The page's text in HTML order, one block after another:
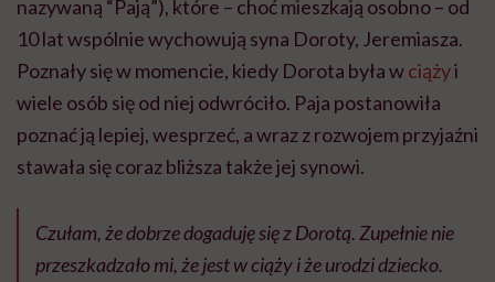
nazywaną “Pają”), które – choć mieszkają osobno – od
10 lat wspólnie wychowują syna Doroty, Jeremiasza.
Poznały się w momencie, kiedy Dorota była wciążyi
wiele osób się od niej odwróciło. Paja postanowiła
poznać ją lepiej, wesprzeć, a wraz z rozwojem przyjaźni
stawała się coraz bliższa także jej synowi.
Czułam, że dobrze dogaduję się z Dorotą. Zupełnie nie
przeszkadzało mi, że jest w ciąży i że urodzi dziecko.